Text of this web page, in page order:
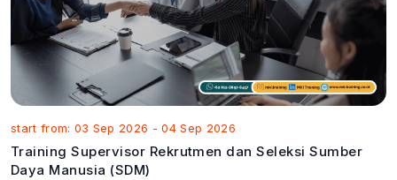
start from: 03 Sep 2026 - 04 Sep 2026
Training Supervisor Rekrutmen dan Seleksi Sumber
Daya Manusia (SDM)